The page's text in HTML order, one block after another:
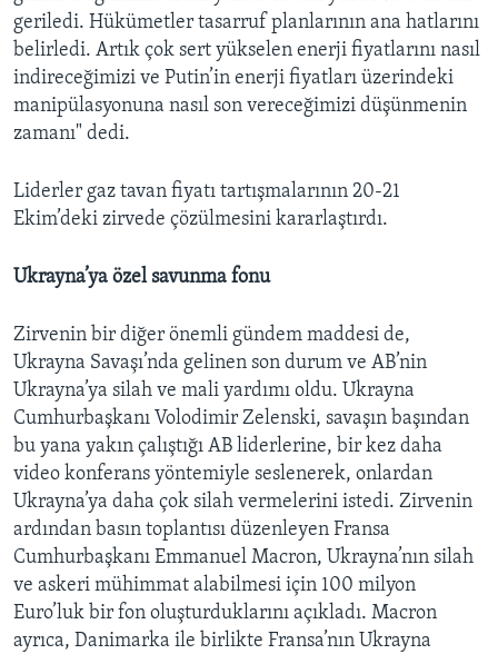
geriledi. Hükümetler tasarruf planlarının ana hatlarını
belirledi. Artık çok sert yükselen enerji fiyatlarını nasıl
indireceğimizi ve Putin’in enerji fiyatları üzerindeki
manipülasyonuna nasıl son vereceğimizi düşünmenin
zamanı" dedi.
Liderler gaz tavan fiyatı tartışmalarının 20-21
Ekim’deki zirvede çözülmesini kararlaştırdı.
Ukrayna’ya özel savunma fonu
Zirvenin bir diğer önemli gündem maddesi de,
Ukrayna Savaşı’nda gelinen son durum ve AB’nin
Ukrayna’ya silah ve mali yardımı oldu. Ukrayna
Cumhurbaşkanı Volodimir Zelenski, savaşın başından
bu yana yakın çalıştığı AB liderlerine, bir kez daha
video konferans yöntemiyle seslenerek, onlardan
Ukrayna’ya daha çok silah vermelerini istedi. Zirvenin
ardından basın toplantısı düzenleyen Fransa
Cumhurbaşkanı Emmanuel Macron, Ukrayna’nın silah
ve askeri mühimmat alabilmesi için 100 milyon
Euro’luk bir fon oluşturduklarını açıkladı. Macron
ayrıca, Danimarka ile birlikte Fransa’nın Ukrayna